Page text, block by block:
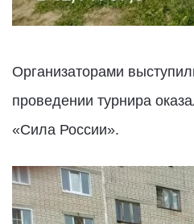
Организаторами
проведении турнира
«Сила России».